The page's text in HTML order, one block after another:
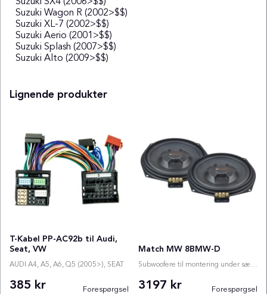
Suzuki Wagon R (2002>$$)
Suzuki XL-7 (2002>$$)
Suzuki Aerio (2001>$$)
Suzuki Splash (2007>$$)
Suzuki Alto (2009>$$)
Lignende produkter
T-Kabel PP-AC92b til Audi,
Seat, VW
AUDI A4, A5, A6, Q5 (2005>), SEAT
385 kr Forespørgsel
Match MW 8BMW-D
Subwoofere til montering under sædet i BMW
3197 kr Forespørgsel